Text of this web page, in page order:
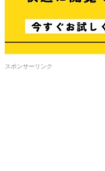
スポンサーリンク